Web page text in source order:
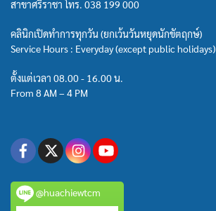
สาขาศรีราชา โทร. 038 199 000
คลินิกเปิดทำการทุกวัน (ยกเว้นวันหยุดนักขัตฤกษ์)
Service Hours : Everyday (except public holidays)
ตั้งแต่เวลา 08.00 - 16.00 น.
From 8 AM – 4 PM
@huachiewtcm